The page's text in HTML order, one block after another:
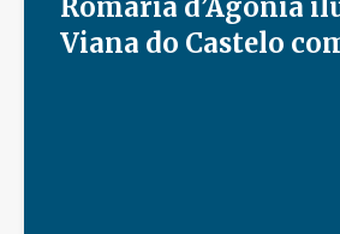
Viana do Castelo